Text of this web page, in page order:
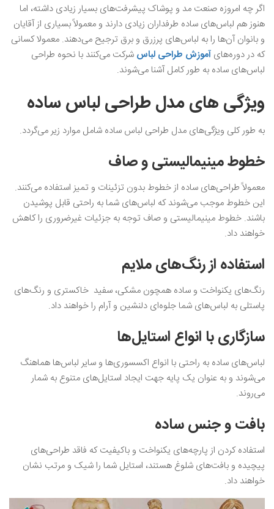
اگر چه امروزه صنعت مد و پوشاک پیشرفت‌های بسیار زیادی داشته، اما
هنوز هم لباس‌های ساده طرفداران زیادی دارند و معمولاً بسیاری از آقایان
و بانوان آن‌ها را به لباس‌های پرزرق و برق ترجیح می‌دهند. معمولا کسانی
که در دوره‌های آموزش طراحی لباس شرکت می‌کنند با نحوه طراحی
لباس‌های ساده به طور کامل آشنا می‌شوند‌.
ویژگی‌ های مدل طراحی لباس ساده
به طور کلی ویژگی‌های مدل طراحی لباس ساده شامل موارد زیر می‌گردد.
خطوط مینیمالیستی و صاف
معمولاً طراحی‌های ساده از خطوط بدون تزئینات و تمیز استفاده می‌کنند.
این خطوط موجب می‌شوند که لباس‌های شما به راحتی قابل پوشیدن
باشند. خطوط مینیمالیستی و صاف توجه به جزئیات غیرضروری را کاهش
خواهند داد.
استفاده از رنگ‌های ملایم
رنگ‌های یکنواخت و ساده همچون مشکی، سفید خاکستری و رنگ‌های
پاستلی به لباس‌های شما جلوه‌ای دلنشین و آرام را خواهند داد.
سازگاری با انواع استایل‌ها
لباس‌های ساده به راحتی با انواع اکسسوری‌ها و سایر لباس‌ها هماهنگ
می‌شوند و به عنوان یک پایه جهت ایجاد استایل‌های متنوع به شمار
می‌روند.
بافت و جنس ساده
استفاده کردن از پارچه‌های یکنواخت و باکیفیت که فاقد طراحی‌های
پیچیده و بافت‌های شلوغ هستند، استایل شما را شیک و مرتب نشان
خواهند داد.